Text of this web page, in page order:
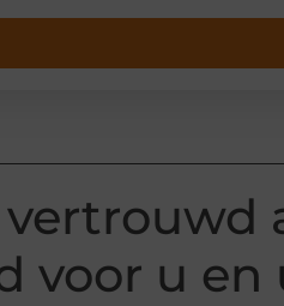
vertrouwd
voor u